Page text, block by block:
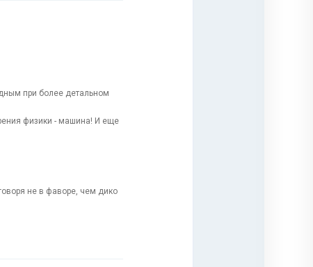
при более детальном
физики - машина! И еще
не в фаворе, чем дико